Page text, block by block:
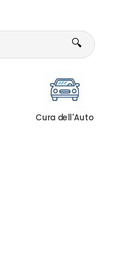
🔍
Cura dell'Auto